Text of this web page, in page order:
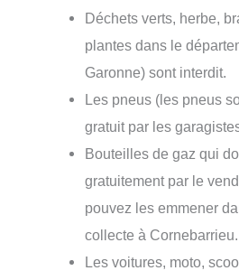
Déchets verts, herbe,
plantes dans le
Garonne) sont interdit.
Les pneus (les pneus
gratuit par les
Bouteilles de gaz qui
gratuitement par le
pouvez les emmener
collecte à Cornebarrieu.
Les voitures, moto,